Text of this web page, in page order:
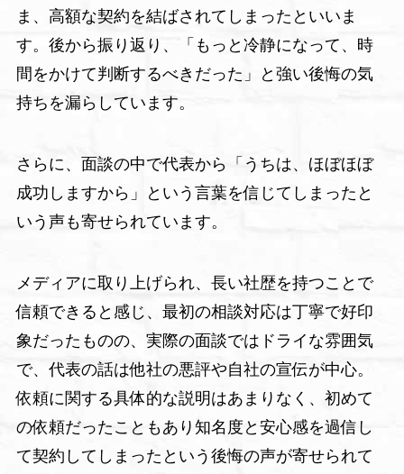
ま、高額な契約を結ばされてしまったといいま
す。後から振り返り、「もっと冷静になって、時
間をかけて判断するべきだった」と強い後悔の気
持ちを漏らしています。
さらに、面談の中で代表から「うちは、ほぼほぼ
成功しますから」という言葉を信じてしまったと
いう声も寄せられています。
メディアに取り上げられ、長い社歴を持つことで
信頼できると感じ、最初の相談対応は丁寧で好印
象だったものの、実際の面談ではドライな雰囲気
で、代表の話は他社の悪評や自社の宣伝が中心。
依頼に関する具体的な説明はあまりなく、初めて
の依頼だったこともあり知名度と安心感を過信し
て契約してしまったという後悔の声が寄せられて